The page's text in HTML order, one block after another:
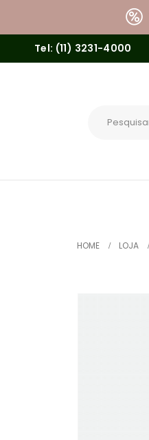
Tel: (11) 3231-4000
HOME LOJA